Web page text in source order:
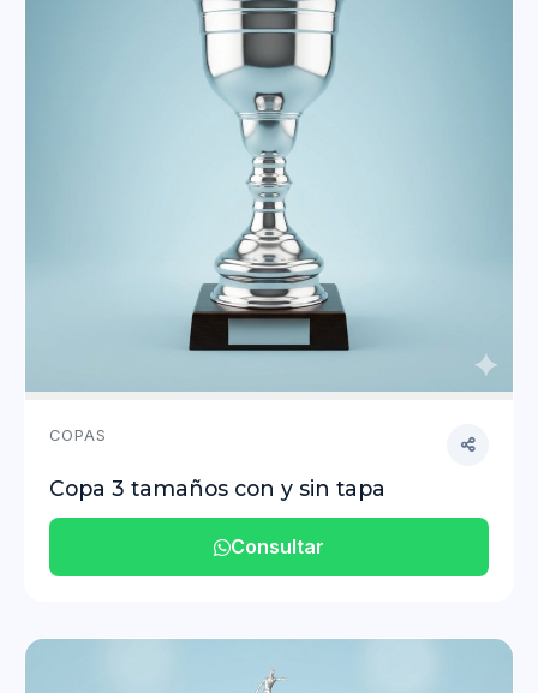
COPAS
Copa 3 tamaños con y sin tapa
Consultar